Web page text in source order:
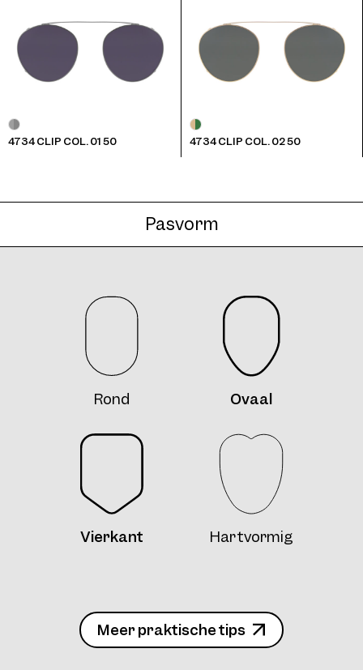
4734 CLIP COL. 01 50 4734 CLIP COL. 02 50
Pasvorm
Rond Ovaal
Vierkant Hartvormig
Meer praktische tips
4734 Clip Col. 05 50
4734 Clip Col. 10 50
4734 Clip2 Col. 12 55